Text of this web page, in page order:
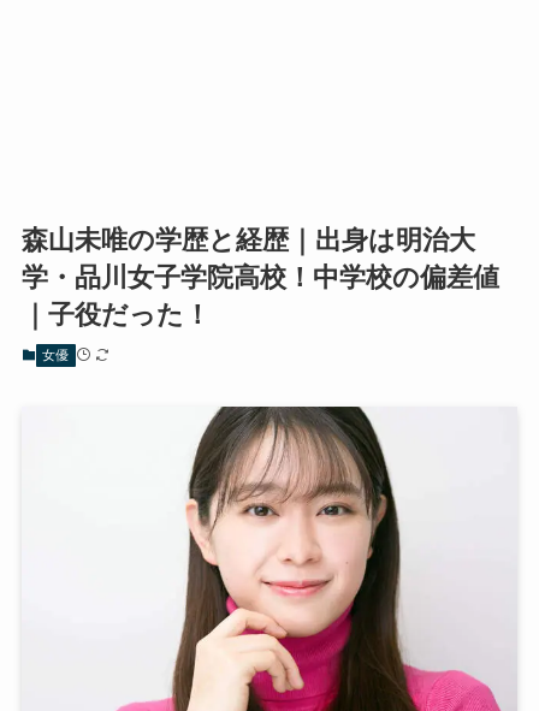
森山未唯の学歴と経歴｜出身は明治大
学・品川女子学院高校！中学校の偏差値
｜子役だった！
女優